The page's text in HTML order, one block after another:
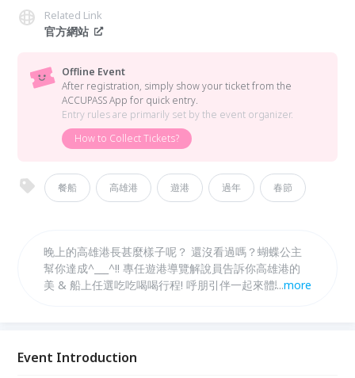
Related Link
官方網站
Offline Event
After registration, simply show your ticket from the
ACCUPASS App for quick entry.
Entry rules are primarily set by the event organizer.
How to Collect Tickets?
餐船 高雄港 遊港 過年 春節
晚上的高雄港長甚麼樣子呢？ 還沒看過嗎？蝴蝶公主
幫你達成^___^!! 專任遊港導覽解說員告訴你高雄港的
美 & 船上任選吃吃喝喝行程! 呼朋引伴一起來體驗夜晚
...more
Event Introduction